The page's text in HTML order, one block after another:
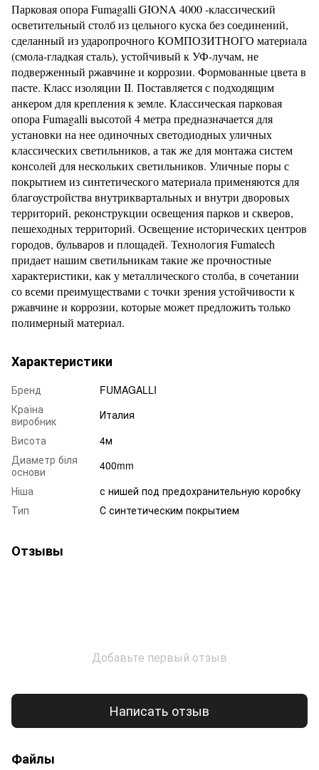
Парковая опора Fumagalli GIONA 4000-классический
осветительный столб из цельного куска без соединений,
сделанный из ударопрочного КОМПОЗИТНОГО материала
(смола-гладкая сталь), устойчивый к УФ-лучам, не
подверженный ржавчине и коррозии. Формованные цвета в
пасте. Класс изоляции II. Поставляется с подходящим
анкером для крепления к земле. Классическая парковая
опора Fumagalli высотой 4 метра предназначается для
установки на нее одиночных светодиодных уличных
классических светильников, а так же для монтажа систем
консолей для нескольких светильников. Уличные поры с
покрытием из синтетического материала применяются для
благоустройства внутриквартальных и внутри дворовых
территорий, реконструкции освещения парков и скверов,
пешеходных территорий. Освещение исторических центров
городов, бульваров и площадей. Технология Fumatech
придает нашим светильникам такие же прочностные
характеристики, как у металлического столба, в сочетании
со всеми преимуществами с точки зрения устойчивости к
ржавчине и коррозии, которые может предложить только
полимерный материал.
Характеристики
Бренд
FUMAGALLI
Країна
виробник
Италия
Висота
4м
Диаметр біля
основи
400mm
Ніша
с нишей под предохранительную коробку
Тип
С синтетическим покрытием
Отзывы
Добавьте первый отзыв
Написать отзыв
Файлы